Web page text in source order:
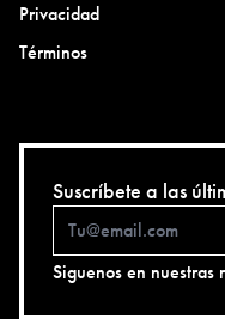
Privacidad
Términos
Suscríbete a las
Siguenos en nuestras